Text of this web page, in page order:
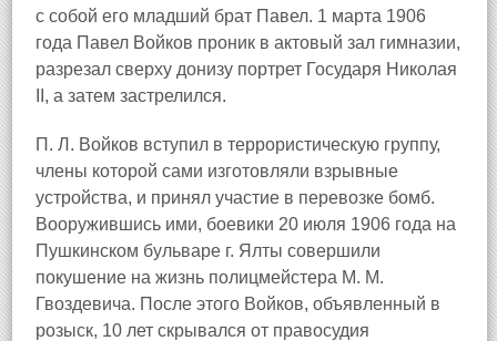
с собой его младший брат Павел. 1 марта 1906
года Павел Войков проник в актовый зал гимназии,
разрезал сверху донизу портрет Государя Николая
II, а затем застрелился.
П. Л. Войков вступил в террористическую группу,
члены которой сами изготовляли взрывные
устройства, и принял участие в перевозке бомб.
Вооружившись ими, боевики 20 июля 1906 года на
Пушкинском бульваре г. Ялты совершили
покушение на жизнь полицмейстера М. М.
Гвоздевича. После этого Войков, объявленный в
розыск, 10 лет скрывался от правосудия